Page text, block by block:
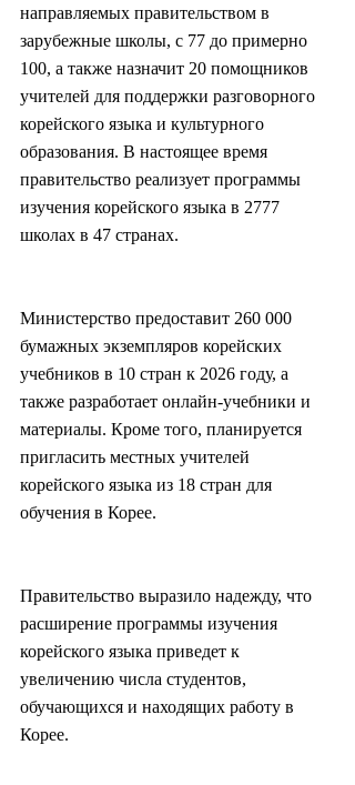
направляемых правительством в
зарубежные школы, с 77 до примерно
100, а также назначит 20 помощников
учителей для поддержки разговорного
корейского языка и культурного
образования. В настоящее время
правительство реализует программы
изучения корейского языка в 2777
школах в 47 странах.
Министерство предоставит 260 000
бумажных экземпляров корейских
учебников в 10 стран к 2026 году, а
также разработает онлайн-учебники и
материалы. Кроме того, планируется
пригласить местных учителей
корейского языка из 18 стран для
обучения в Корее.
Правительство выразило надежду, что
расширение программы изучения
корейского языка приведет к
увеличению числа студентов,
обучающихся и находящих работу в
Корее.